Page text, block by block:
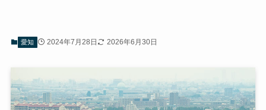
愛知 2024年7月28日 2026年6月30日